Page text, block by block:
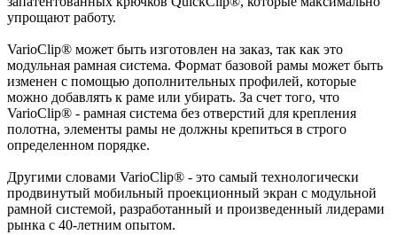
упрощают работу.
VarioClip® может быть изготовлен на заказ, так как это
модульная рамная система. Формат базовой рамы может быть
изменен с помощью дополнительных профилей, которые
можно добавлять к раме или убирать. За счет того, что
VarioClip® - рамная система без отверстий для крепления
полотна, элементы рамы не должны крепиться в строго
определенном порядке.
Другими словами VarioClip® - это самый технологически
продвинутый мобильный проекционный экран с модульной
рамной системой, разработанный и произведенный лидерами
рынка с 40-летним опытом.